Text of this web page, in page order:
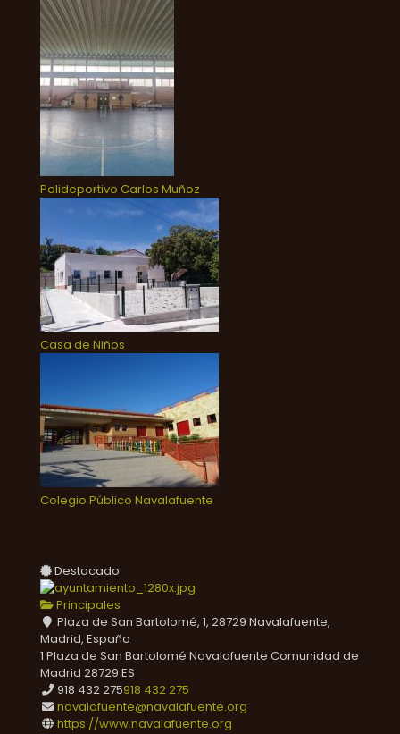
Polideportivo Carlos Muñoz
Casa de Niños
Colegio Público Navalafuente
Destacado
Principales
Plaza de San Bartolomé, 1, 28729 Navalafuente,
Madrid, España
1 Plaza de San Bartolomé Navalafuente Comunidad de
Madrid 28729 ES
918 432 275918 432 275
navalafuente@navalafuente.org
https://www.navalafuente.org